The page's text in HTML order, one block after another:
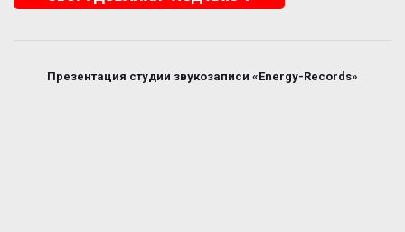
Презентация студии звукозаписи «Energy-Records»